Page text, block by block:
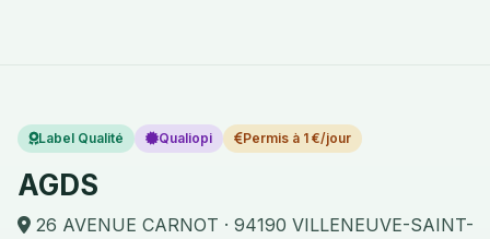
Label Qualité Qualiopi Permis à 1 €/jour
AGDS
26 AVENUE CARNOT · 94190 VILLENEUVE-SAINT-